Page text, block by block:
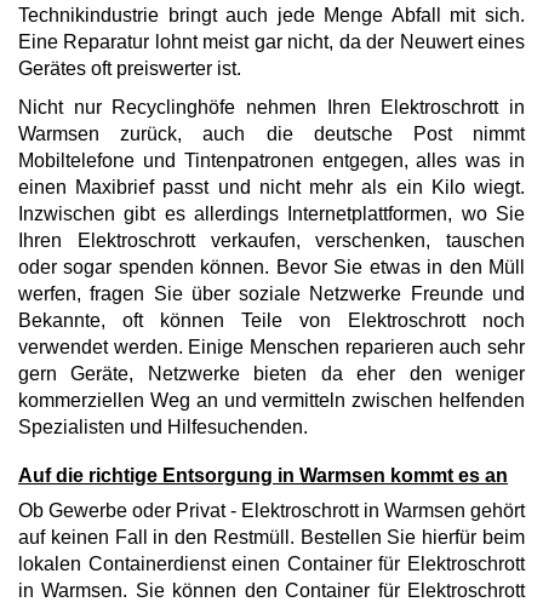
Technikindustrie bringt auch jede Menge Abfall mit sich.
Eine Reparatur lohnt meist gar nicht, da der Neuwert eines
Gerätes oft preiswerter ist.
Nicht nur Recyclinghöfe nehmen Ihren Elektroschrott in
Warmsen zurück, auch die deutsche Post nimmt
Mobiltelefone und Tintenpatronen entgegen, alles was in
einen Maxibrief passt und nicht mehr als ein Kilo wiegt.
Inzwischen gibt es allerdings Internetplattformen, wo Sie
Ihren Elektroschrott verkaufen, verschenken, tauschen
oder sogar spenden können. Bevor Sie etwas in den Müll
werfen, fragen Sie über soziale Netzwerke Freunde und
Bekannte, oft können Teile von Elektroschrott noch
verwendet werden. Einige Menschen reparieren auch sehr
gern Geräte, Netzwerke bieten da eher den weniger
kommerziellen Weg an und vermitteln zwischen helfenden
Spezialisten und Hilfesuchenden.
Auf die richtige Entsorgung in Warmsen kommt es an
Ob Gewerbe oder Privat - Elektroschrott in Warmsen gehört
auf keinen Fall in den Restmüll. Bestellen Sie hierfür beim
lokalen Containerdienst einen Container für Elektroschrott
in Warmsen. Sie können den Container für Elektroschrott